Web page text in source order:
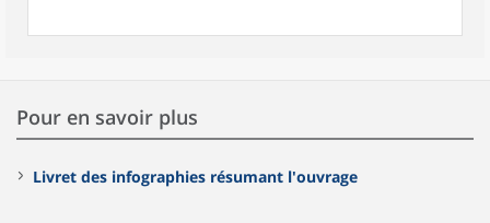
Pour en savoir plus
Livret des infographies résumant l'ouvrage